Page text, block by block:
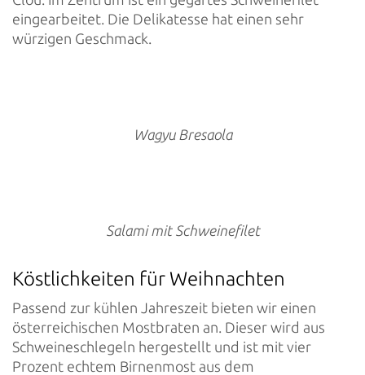
eingearbeitet. Die Delikatesse hat einen sehr
würzigen Geschmack.
Wagyu Bresaola
Salami mit Schweinefilet
Köstlichkeiten für Weihnachten
Passend zur kühlen Jahreszeit bieten wir einen
österreichischen Mostbraten an. Dieser wird aus
Schweineschlegeln hergestellt und ist mit vier
Prozent echtem Birnenmost aus dem